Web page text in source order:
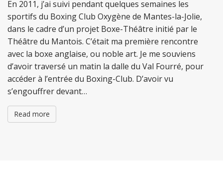
En 2011, j’ai suivi pendant quelques semaines les
sportifs du Boxing Club Oxygène de Mantes-la-Jolie,
dans le cadre d’un projet Boxe-Théâtre initié par le
Théâtre du Mantois. C’était ma première rencontre
avec la boxe anglaise, ou noble art. Je me souviens
d’avoir traversé un matin la dalle du Val Fourré, pour
accéder à l’entrée du Boxing-Club. D’avoir vu
s’engouffrer devant…
Read more